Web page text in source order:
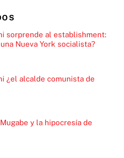
sorprende al establishment:
Nueva York socialista?
¿el alcalde comunista de
y la hipocresía de